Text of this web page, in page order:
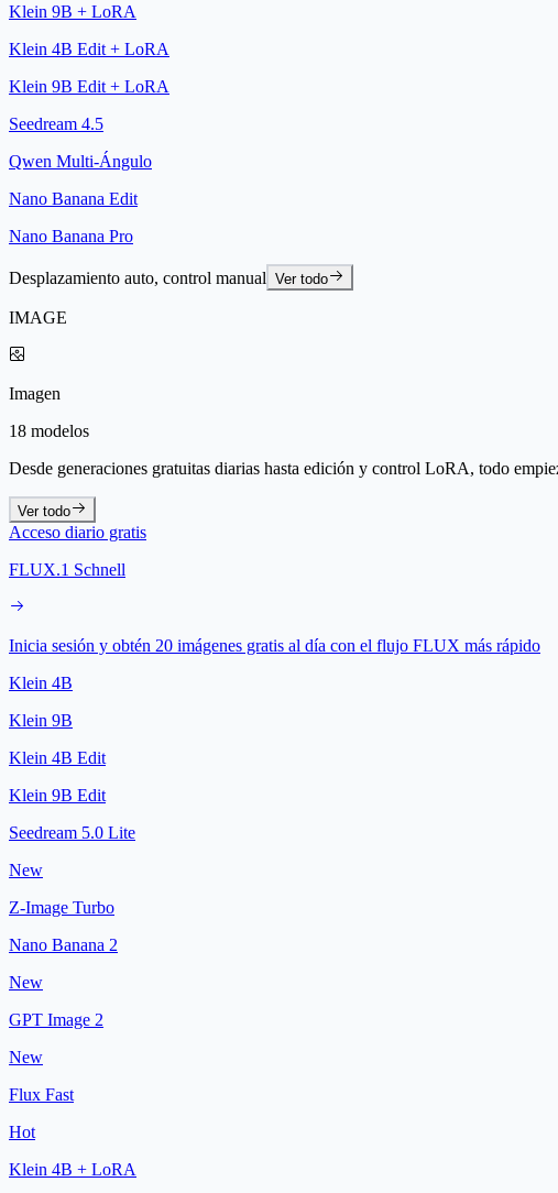
Klein 9B + LoRA
Klein 4B Edit + LoRA
Klein 9B Edit + LoRA
Seedream 4.5
Qwen Multi-Ángulo
Nano Banana Edit
Nano Banana Pro
Desplazamiento auto, control manual Ver todo
IMAGE
Imagen
18 modelos
Desde generaciones gratuitas diarias hasta edición y control LoRA, todo
Ver todo
Acceso diario gratis
FLUX.1 Schnell
Inicia sesión y obtén 20 imágenes gratis al día con el flujo FLUX más rápido
Klein 4B
Klein 9B
Klein 4B Edit
Klein 9B Edit
Seedream 5.0 Lite
New
Z-Image Turbo
Nano Banana 2
New
GPT Image 2
New
Flux Fast
Hot
Klein 4B + LoRA